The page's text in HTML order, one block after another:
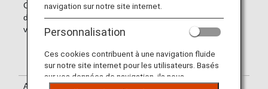
Confirmation
du numéro de
vol
Les numéros de vol de
Singapore Airlines (SQ) figurent sur la
carte d'embarquement. Les écrans
les deux numéros de vol NH et SQ, soit
uniquement le numéro de vol SQ.
Accès aux
Pour connaître les modalité d'utilisation
navigation sur notre site internet.
Personnalisation
Ces cookies contribuent à une navigation fluide
sur notre site internet pour les utilisateurs. Basés
sur vos données de navigation, ils nous